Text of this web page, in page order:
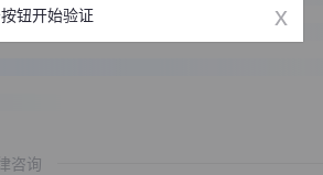
咨询
钮开始验证 x